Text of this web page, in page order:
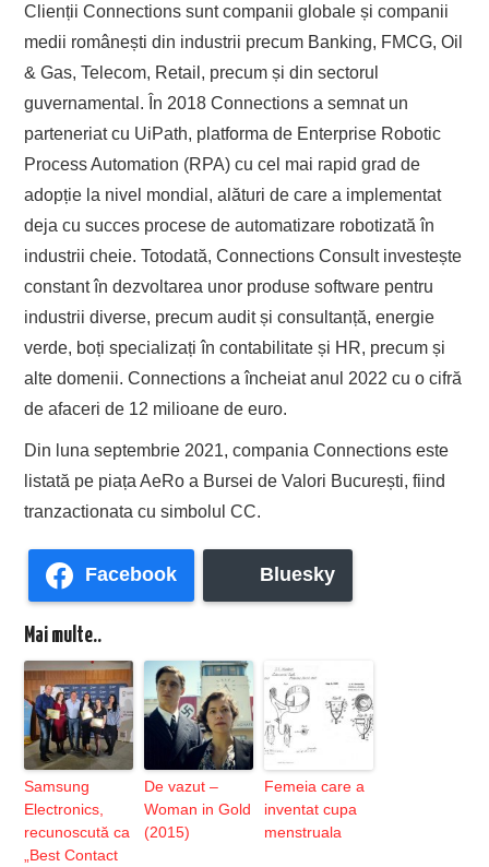
Clienții Connections sunt companii globale și companii
medii românești din industrii precum Banking, FMCG, Oil
& Gas, Telecom, Retail, precum și din sectorul
guvernamental. În 2018 Connections a semnat un
parteneriat cu UiPath, platforma de Enterprise Robotic
Process Automation (RPA) cu cel mai rapid grad de
adopție la nivel mondial, alături de care a implementat
deja cu succes procese de automatizare robotizată în
industrii cheie. Totodată, Connections Consult investește
constant în dezvoltarea unor produse software pentru
industrii diverse, precum audit și consultanță, energie
verde, boți specializați în contabilitate și HR, precum și
alte domenii. Connections a încheiat anul 2022 cu o cifră
de afaceri de 12 milioane de euro.
Din luna septembrie 2021, compania Connections este
listată pe piața AeRo a Bursei de Valori București, fiind
tranzactionata cu simbolul CC.
Facebook Bluesky
Mai multe..
Samsung
Electronics,
recunoscută ca
„Best Contact
De vazut –
Woman in Gold
(2015)
Femeia care a
inventat cupa
menstruala